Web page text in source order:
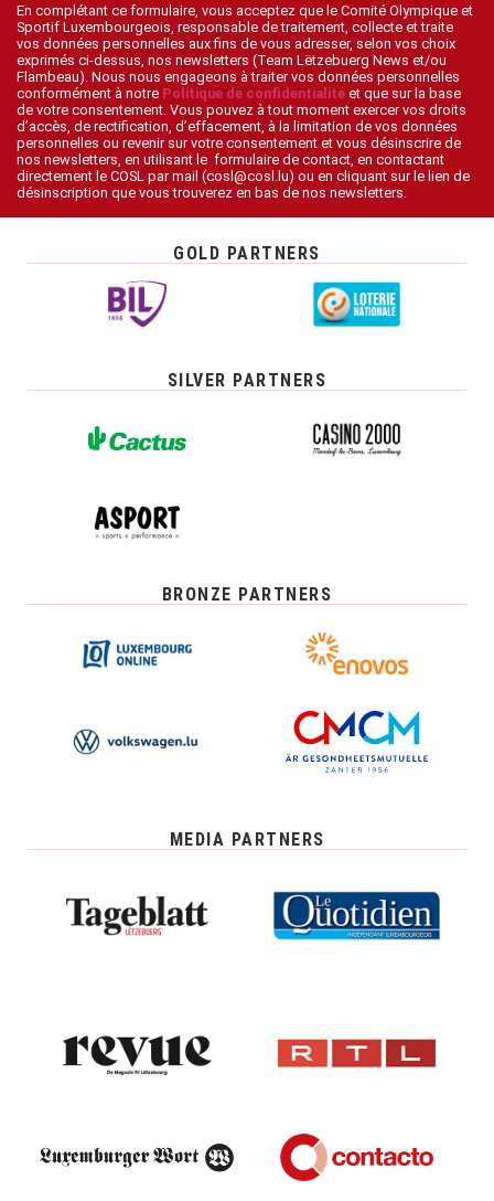
En complétant ce formulaire, vous acceptez que le Comité Olympique et
Sportif Luxembourgeois, responsable de traitement, collecte et traite
vos données personnelles aux fins de vous adresser, selon vos choix
exprimés ci-dessus, nos newsletters (Team Lëtzebuerg News et/ou
Flambeau). Nous nous engageons à traiter vos données personnelles
conformément à notre Politique de confidentialité et que sur la base
de votre consentement. Vous pouvez à tout moment exercer vos droits
d’accès, de rectification, d’effacement, à la limitation de vos données
personnelles ou revenir sur votre consentement et vous désinscrire de
nos newsletters, en utilisant le formulaire de contact, en contactant
directement le COSL par mail (cosl@cosl.lu) ou en cliquant sur le lien de
désinscription que vous trouverez en bas de nos newsletters.
GOLD PARTNERS
SILVER PARTNERS
BRONZE PARTNERS
MEDIA PARTNERS